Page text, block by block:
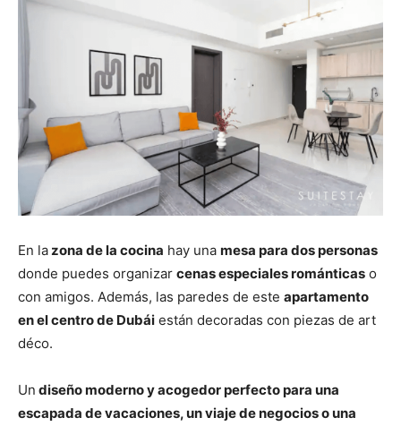
En lazona de la cocina hay una mesa para dos personas
donde puedes organizar cenas especiales románticas o
con amigos. Además, las paredes de este apartamento
en el centro de Dubái están decoradas con piezas de art
déco.
Un diseño moderno y acogedor perfecto para una
escapada de vacaciones, un viaje de negocios o una